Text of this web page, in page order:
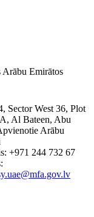
Arābu Emirātos
Sector West 36, Plot
Al Bateen, Abu
Arābu
+971 244 732 67